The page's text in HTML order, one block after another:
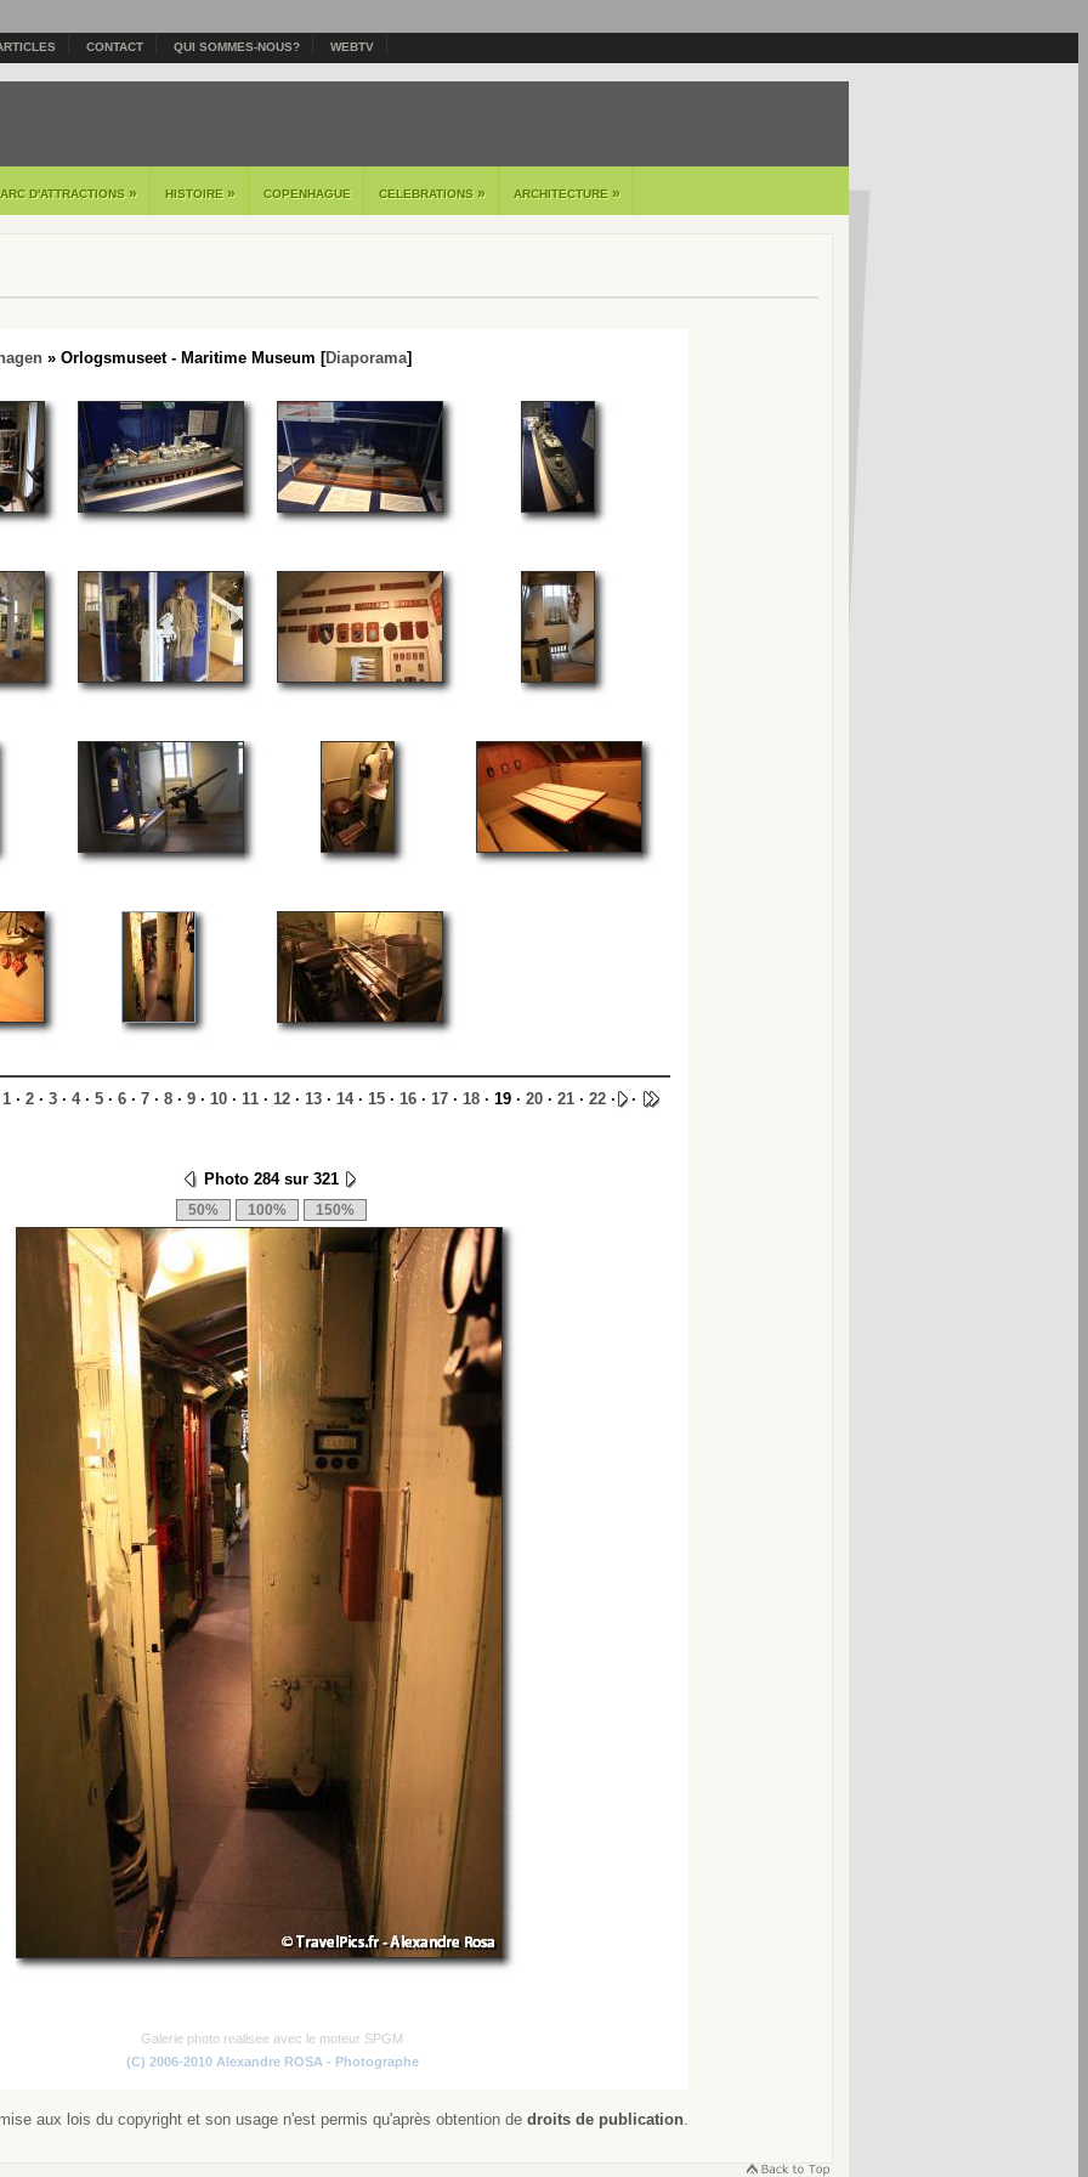
CONTACT QUI SOMMES-NOUS? WEBTV
D'ATTRACTIONS » HISTOIRE » COPENHAGUE CELEBRATIONS » ARCHITECTURE »
» Orlogsmuseet - Maritime Museum [Diaporama]
1· 2· 3· 4· 5· 6· 7· 8· 9· 10· 11· 12· 13· 14· 15· 16· 17· 18· 19 · 20· 21· 22· ·
Photo 284 sur 321
Galerie photo realisee avec le moteur SPGM
(C) 2006-2010 Alexandre ROSA - Photographe
aux lois du copyright et son usage n'est permis qu'après obtention de droits de publication.